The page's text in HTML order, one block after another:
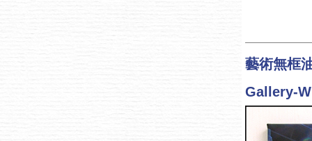
藝術無框
Gallery-